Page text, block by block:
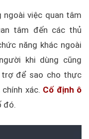
ngoài việc quan tâm
tâm đến các thủ
năng khác ngoài
khi dùng cũng
để sao cho thực
xác. Cố định ô
đó.